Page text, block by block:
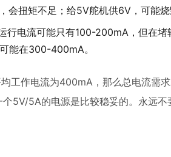
扭矩不足；给5V舵机供6V，可能烧
行电流可能只有100-200mA，但在
能在300-400mA。
均工作电流为400mA，那么总电流
5V/5A的电源是比较稳妥的。永远